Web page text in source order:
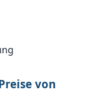
von